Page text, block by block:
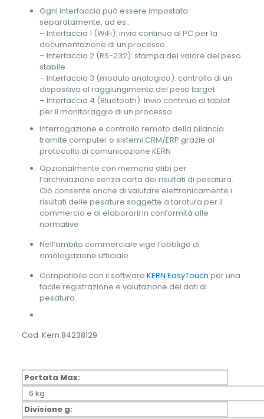
Ogni interfaccia può essere impostata
separatamente, ad es.:
– Interfaccia 1 (WiFi): invio continuo al PC per la
documentazione di un processo
– Interfaccia 2 (RS-232): stampa del valore del peso
stabile
– Interfaccia 3 (modulo analogico): controllo di un
dispositivo al raggiungimento del peso target
– Interfaccia 4 (Bluetooth): Invio continuo al tablet
per il monitoraggio di un processo
Interrogazione e controllo remoto della bilancia
tramite computer o sistemi CRM/ERP grazie al
protocollo di comunicazione KERN
Opzionalmente con memoria alibi per
l’archiviazione senza carta dei risultati di pesatura.
Ciò consente anche di valutare elettronicamente i
risultati delle pesature soggette a taratura per il
commercio e di elaborarli in conformità alle
normative
Nell‘ambito commerciale vige l‘obbligo di
omologazione ufficiale
Compatibile con il software KERN EasyTouch per una
facile registrazione e valutazione dei dati di
pesatura.
Cod. Kern 84238129
Portata Max:
6 kg
Divisione g: